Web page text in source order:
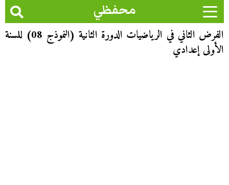
محفظي
الفرض الثاني في الرياضيات الدورة الثانية (النموذج 08) للسنة
الأولى إعدادي